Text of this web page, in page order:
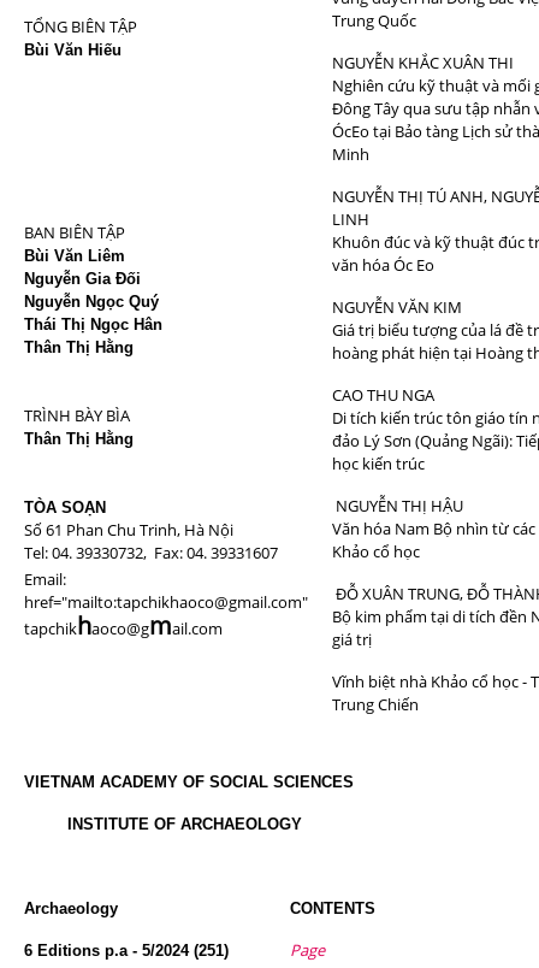
TỔNG BIÊN TẬP
Bùi Văn Hiếu
BAN BIÊN TẬP
Bùi Văn Liêm
Nguyễn Gia Đối
Nguyễn Ngọc Quý
Thái Thị Ngọc Hân
Thân Thị Hằng
TRÌNH BÀY BÌA
Thân Thị Hằng
TÒA SOẠN
Số 61 Phan Chu Trinh, Hà Nội
Tel: 04. 39330732, Fax: 04. 39331607
Email:
href="mailto:tapchikhaoco@gmail.com"
tapchikhaoco@gmail.com
Trung Quốc
NGUYỄN KHẮC XUÂN THI
Nghiên cứu kỹ thuật và mối
Đông Tây qua sưu tập nhẫn
ÓcEo tại Bảo tàng Lịch sử
Minh
NGUYỄN THỊ TÚ ANH,
LINH
Khuôn đúc và kỹ thuật đúc
văn hóa Óc Eo
NGUYỄN VĂN KIM
Giá trị biểu tượng của lá đề
hoàng phát hiện tại Hoàng
CAO THU NGA
Di tích kiến trúc tôn giáo tín
đảo Lý Sơn (Quảng Ngãi):
học kiến trúc
NGUYỄN THỊ HẬU
Văn hóa Nam Bộ nhìn từ
Khảo cổ học
ĐỖ XUÂN TRUNG, ĐỖ
Bộ kim phẩm tại di tích đền
giá trị
Vĩnh biệt nhà Khảo cổ học -
Trung Chiến
VIETNAM ACADEMY OF SOCIAL SCIENCES
INSTITUTE OF ARCHAEOLOGY
Archaeology CONTENTS
6 Editions p.a - 5/2024 (251) Page